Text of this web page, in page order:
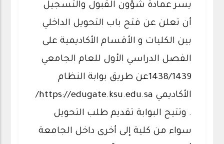
يسر عمادة شؤون القبول والتسجيل
أن تعلن عن فتح باب التحويل الداخلي
بين الكليات و الأقسام الأكاديمية على
الفصل الدراسي الأول للعام الجامعي
1438/1439عن طريق بوابة النظام
الأكاديمي https://edugate.ksu.edu.sa/
. وتتيح البوابة تقديم طلب التحويل
سواء من كلية إلى أخرى داخل الجامعة